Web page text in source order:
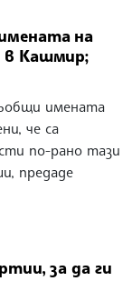
на
в Кашмир;
имената
че са
по-рано тази
предаде
за да ги